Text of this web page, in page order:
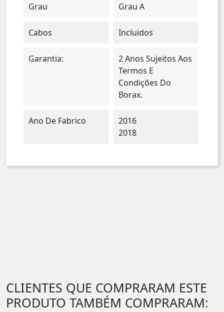
Grau Grau A
Cabos Incluidos
Garantia:
2 Anos Sujeitos Aos
Termos E
Condições Do
Borax.
Ano De Fabrico
2016
2018
CLIENTES QUE COMPRARAM ESTE
PRODUTO TAMBÉM COMPRARAM: